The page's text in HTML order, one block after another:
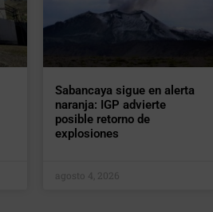
Sabancaya sigue en alerta
naranja: IGP advierte
posible retorno de
explosiones
agosto 4, 2026